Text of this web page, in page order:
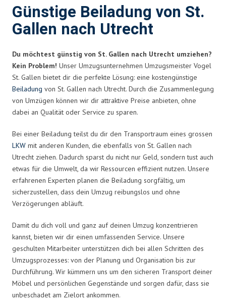
Günstige Beiladung von St.
Gallen nach Utrecht
Du möchtest günstig von St. Gallen nach Utrecht umziehen?
Kein Problem! Unser Umzugsunternehmen Umzugsmeister Vogel
St. Gallen bietet dir die perfekte Lösung: eine kostengünstige
Beiladung von St. Gallen nach Utrecht. Durch die Zusammenlegung
von Umzügen können wir dir attraktive Preise anbieten, ohne
dabei an Qualität oder Service zu sparen.
Bei einer Beiladung teilst du dir den Transportraum eines grossen
LKW mit anderen Kunden, die ebenfalls von St. Gallen nach
Utrecht ziehen. Dadurch sparst du nicht nur Geld, sondern tust auch
etwas für die Umwelt, da wir Ressourcen effizient nutzen. Unsere
erfahrenen Experten planen die Beiladung sorgfältig, um
sicherzustellen, dass dein Umzug reibungslos und ohne
Verzögerungen abläuft.
Damit du dich voll und ganz auf deinen Umzug konzentrieren
kannst, bieten wir dir einen umfassenden Service. Unsere
geschulten Mitarbeiter unterstützen dich bei allen Schritten des
Umzugsprozesses: von der Planung und Organisation bis zur
Durchführung. Wir kümmern uns um den sicheren Transport deiner
Möbel und persönlichen Gegenstände und sorgen dafür, dass sie
unbeschadet am Zielort ankommen.